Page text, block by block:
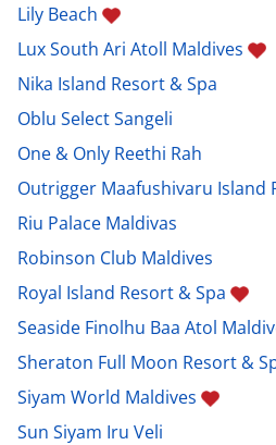
Lily Beach
Lux South Ari Atoll Maldives
Nika Island Resort & Spa
Oblu Select Sangeli
One & Only Reethi Rah
Outrigger Maafushivaru Island
Riu Palace Maldivas
Robinson Club Maldives
Royal Island Resort & Spa
Seaside Finolhu Baa Atol
Sheraton Full Moon Resort &
Siyam World Maldives
Sun Siyam Iru Veli